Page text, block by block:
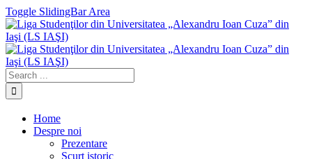
Toggle SlidingBar Area
Home
Despre noi
Prezentare
Scurt istoric